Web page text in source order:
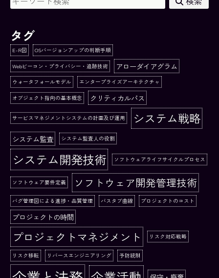
タグ
E-R図 OSバージョンアップの判断手順
Webビーコン・プライバシー・追跡技術 アローダイアグラム
ウォータフォールモデル エンタープライズアーキテクチャ
オブジェクト指向の基本概念 クリティカルパス
サービスマネジメントシステムの計画及び運用 システム戦略
システム監査 システム監査人の役割
システム開発技術 ソフトウェアライフサイクルプロセス
ソフトウェア要件定義 ソフトウェア開発管理技術
バグ管理図による進捗・品質管理 バスタブ曲線 プロジェクトのコスト
プロジェクトの時間
プロジェクトマネジメント リスク対応戦略
リスク移転 リバースエンジニアリング 予防統制